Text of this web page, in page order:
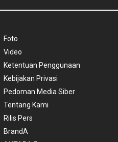
Foto
Video
Ketentuan Penggunaan
Kebijakan Privasi
Pedoman Media Siber
Tentang Kami
Rilis Pers
BrandA